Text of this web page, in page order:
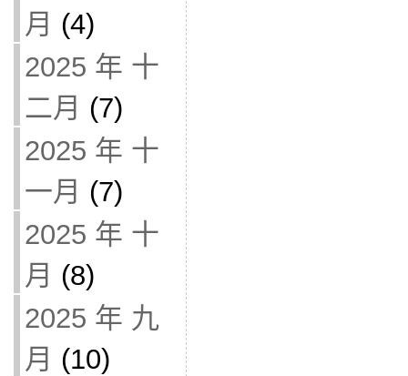
月 (4)
2025 年 十
二月 (7)
2025 年 十
一月 (7)
2025 年 十
月 (8)
2025 年 九
月 (10)